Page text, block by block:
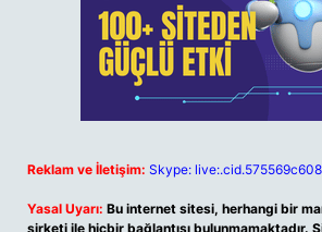
Reklam ve İletişim: Skype:
Yasal Uyarı: Bu internet sitesi, herhangi bir
şirketi ile hiçbir bağlantısı bulunmamaktadır.